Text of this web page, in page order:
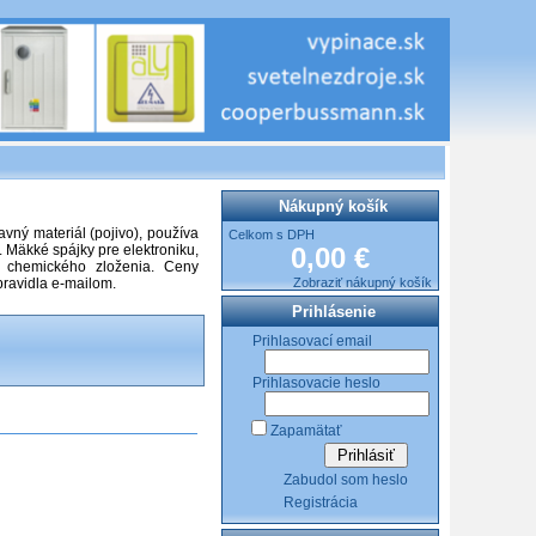
materiál (pojivo), používa
spájky pre elektroniku,
zloženia. Ceny
e-mailom.
Nákupný košík
Celkom s DPH
0,00 €
Zobraziť nákupný košík
Prihlásenie
Prihlasovací email
Prihlasovacie heslo
Zapamätať
Zabudol som heslo
Registrácia